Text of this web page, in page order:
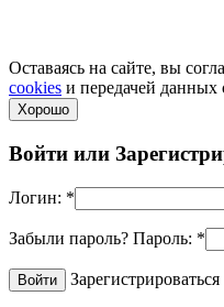
Оставаясь на сайте, вы
cookies и передачей данных
Хорошо
Войти или
Логин: *
Забыли пароль? Пароль: *
Зарегистрироваться